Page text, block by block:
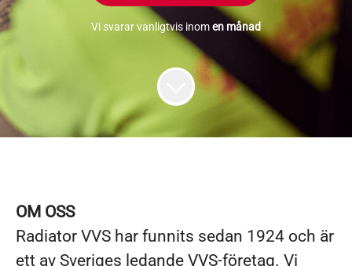
Vi svarar vanligtvis inomen månad
OM OSS
Radiator VVS har funnits sedan 1924 och är
ett av Sveriges ledande VVS-företag. Vi